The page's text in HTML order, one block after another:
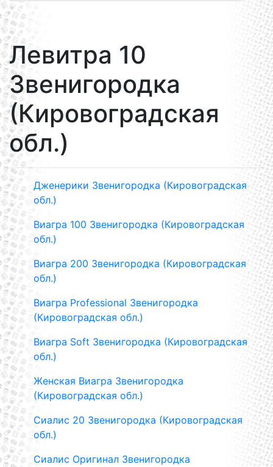
Левитра 10
Звенигородка
(Кировоградская
обл.)
Дженерики Звенигородка (Кировоградская
обл.)
Виагра 100 Звенигородка (Кировоградская
обл.)
Виагра 200 Звенигородка (Кировоградская
обл.)
Виагра Professional Звенигородка
(Кировоградская обл.)
Виагра Soft Звенигородка (Кировоградская
обл.)
Женская Виагра Звенигородка
(Кировоградская обл.)
Сиалис 20 Звенигородка (Кировоградская
обл.)
Сиалис Оригинал Звенигородка